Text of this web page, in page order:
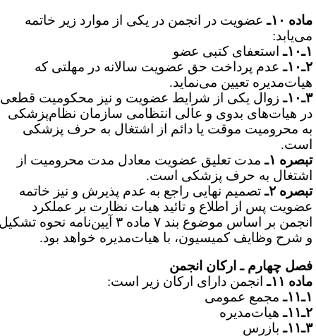
۱۰ـ
عضویت در انجمن در یکی از موارد زیر خاتمه
استعفای کتبی عضو
عدم پرداخت حق عضویت سالانه در مهلتی که
تعیین می‌نماید.
زوال یکی از شرایط عضویت و نیز محکومیت قطعی
هیات‌های بدوی و عالی انتظامی سازمان نظام‌پزشکی
محرومیت موقت یا دائم از اشتغال به حرف پزشکی
۱ـ
مدت تعلیق عضویت معادل مدت محرومیت از
به حرف پزشکی است.
۲ـ
تصمیم نهایی راجع به عدم پذیرش و نیز خاتمه
پس از اطلاع و تائید هیات نظارت بر عملکرد
انجمن بر اساس موضوع بند ۷ ماده ۳ آیین‌نامه نحوه تشکیل
شرح وظایف کمیسیون، با هیات‌مدیره خواهد بود.
چهارم ـ ارکان انجمن
۱۱ـ
انجمن دارای ارکان زیر است:
مجمع عمومی
هیات‌مدیره
بازرس